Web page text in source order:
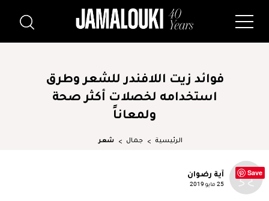
فوائد زيت اللافندر للشعر وطرق
استخدامه لخصلات أكثر صحة
ولمعاناً
الرئيسية جمال شعر
آية رضوان
25 مايو 2019
Save